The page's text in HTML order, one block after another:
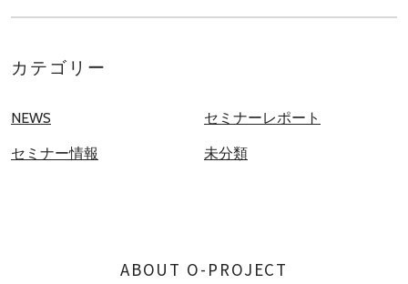
カテゴリー
NEWS セミナーレポート
セミナー情報 未分類
ABOUT O-PROJECT